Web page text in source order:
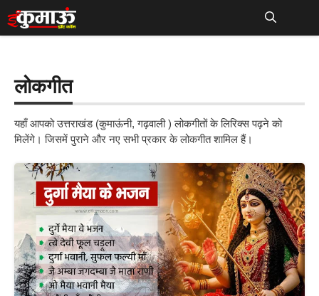
Skip
to
लोकगीत
यहाँ आपको उत्तराखंड (कुमाऊंनी, गढ़वाली ) लोकगीतों के लिरिक्स पढ़ने को
मिलेंगे। जिसमें पुराने और नए सभी प्रकार के लोकगीत शामिल हैं।